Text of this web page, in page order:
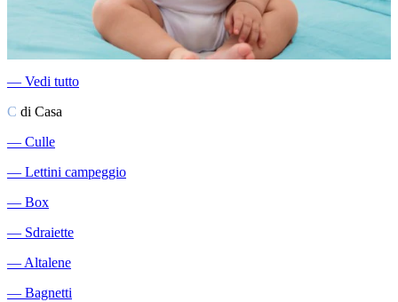
― Vedi tutto
C di Casa
― Culle
― Lettini campeggio
― Box
― Sdraiette
―Altalene
― Bagnetti